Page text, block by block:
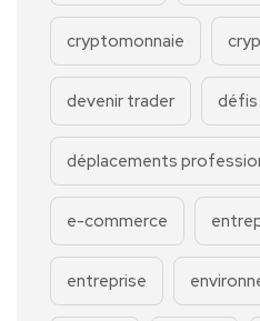
cryptomonnaie
devenir trader défis
déplacements
e-commerce
entreprise